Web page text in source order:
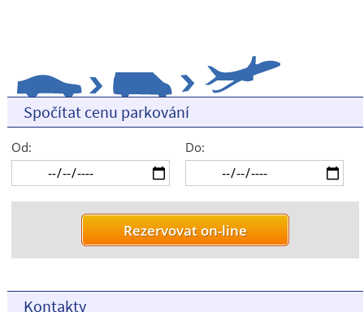
Spočítat cenu parkování
Od: Do:
Kontakty